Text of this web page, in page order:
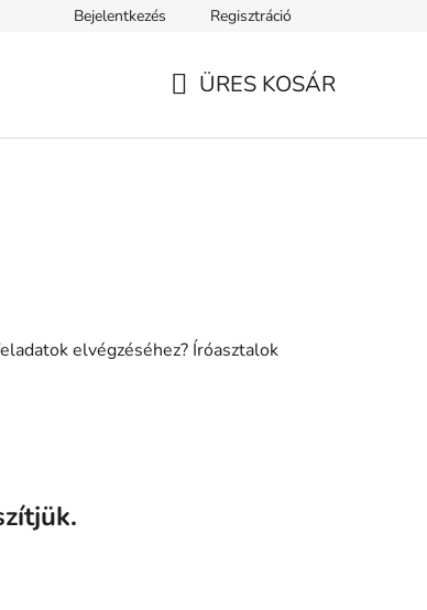
Tanácsok, tippek és érdekességek
Bejelentkezés Regisztráció
ÜRES KOSÁR
elvégzéséhez? Íróasztalok